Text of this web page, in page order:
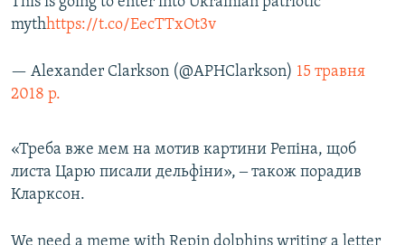
mythhttps://t.co/EecTTxOt3v
— Alexander Clarkson (@APHClarkson) 15 травня
2018 р.
«Треба вже мем на мотив картини Репіна, щоб
листа Царю писали дельфіни», ‒ також порадив
Кларксон.